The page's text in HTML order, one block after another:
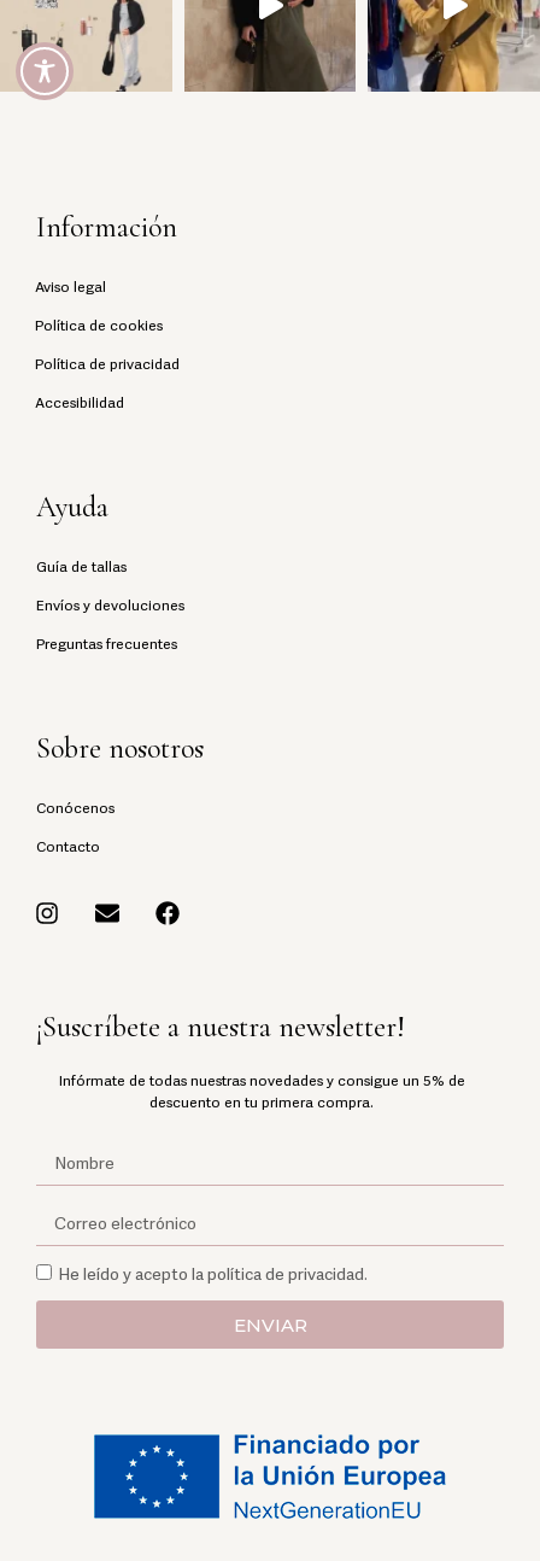
Información
Aviso legal
Política de cookies
Política de privacidad
Accesibilidad
Ayuda
Guía de tallas
Envíos y devoluciones
Preguntas frecuentes
Sobre nosotros
Conócenos
Contacto
¡Suscríbete a nuestra newsletter!
Infórmate de todas nuestras novedades y consigue un 5% de
descuento en tu primera compra.
He leído y acepto la política de privacidad.
ENVIAR